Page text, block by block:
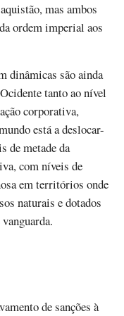
mas ambos
ordem imperial aos
dinâmicas são ainda
tanto ao nível
corporativa,
está a deslocar-
de metade da
com níveis de
em territórios onde
naturais e dotados
de sanções à